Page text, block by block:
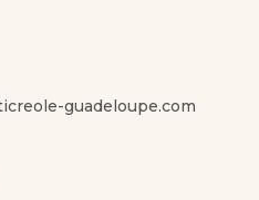
guadeloupe.com